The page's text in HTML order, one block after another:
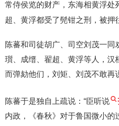
常侍侯览的财产，东海相黄浮处
超、黄浮都受了髡钳之刑，被押
陈蕃和司徒胡广、司空刘茂一同
瓆、成缙、翟超、黄浮等人，汉
而弹劾他们，刘矩、刘茂不敢再
陈蕃于是独自上疏说：“臣听说
内政，《春秋》对于鲁国微小的